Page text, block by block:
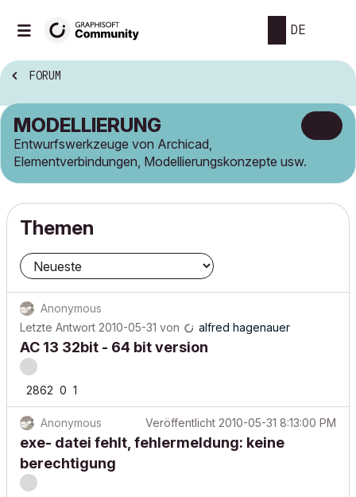
DE
FORUM
MODELLIERUNG
Entwurfswerkzeuge von Archicad,
Elementverbindungen, Modellierungskonzepte usw.
Themen
Anonymous
Letzte Antwort 2010-05-31 von alfred hagenauer
AC 13 32bit - 64 bit version
2862 0 1
Anonymous Veröffentlicht 2010-05-31 8:13:00 PM
exe- datei fehlt, fehlermeldung: keine
berechtigung